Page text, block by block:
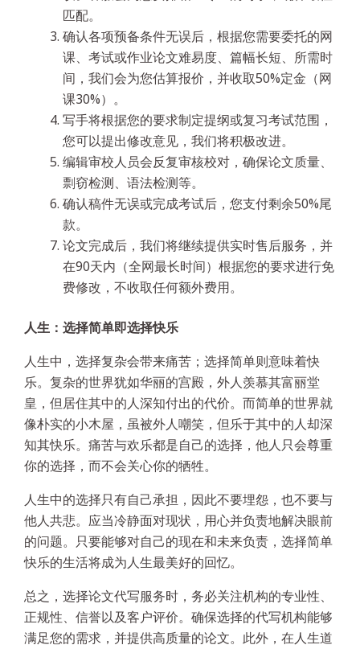
匹配。
确认各项预备条件无误后，根据您需要委托的网
课、考试或作业论文难易度、篇幅长短、所需时
间，我们会为您估算报价，并收取50%定金（网
课30%）。
写手将根据您的要求制定提纲或复习考试范围，
您可以提出修改意见，我们将积极改进。
编辑审校人员会反复审核校对，确保论文质量、
剽窃检测、语法检测等。
确认稿件无误或完成考试后，您支付剩余50%尾
款。
论文完成后，我们将继续提供实时售后服务，并
在90天内（全网最长时间）根据您的要求进行免
费修改，不收取任何额外费用。
人生：选择简单即选择快乐
人生中，选择复杂会带来痛苦；选择简单则意味着快
乐。复杂的世界犹如华丽的宫殿，外人羡慕其富丽堂
皇，但居住其中的人深知付出的代价。而简单的世界就
像朴实的小木屋，虽被外人嘲笑，但乐于其中的人却深
知其快乐。痛苦与欢乐都是自己的选择，他人只会尊重
你的选择，而不会关心你的牺牲。
人生中的选择只有自己承担，因此不要埋怨，也不要与
他人共悲。应当冷静面对现状，用心并负责地解决眼前
的问题。只要能够对自己的现在和未来负责，选择简单
快乐的生活将成为人生最美好的回忆。
总之，选择论文代写服务时，务必关注机构的专业性、
正规性、信誉以及客户评价。确保选择的代写机构能够
满足您的需求，并提供高质量的论文。此外，在人生道